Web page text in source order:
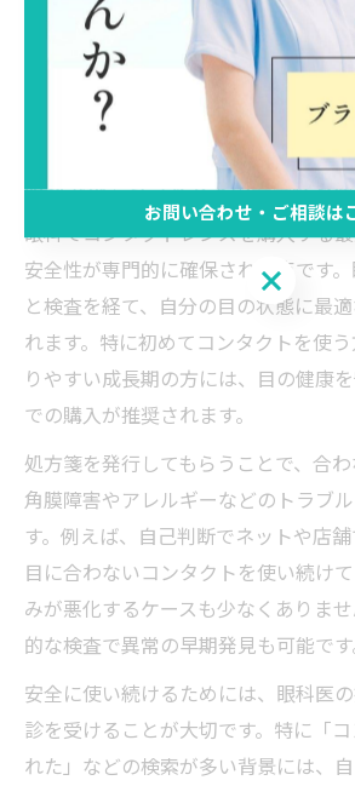
コンタクトは眼科で選ぶ
と比較
眼科で選ぶコンタクトの安全性を
眼科でコンタクトレンズを購入する
安全性が専門的に確保される点です
と検査を経て、自分の目の状態に最
れます。特に初めてコンタクトを使
りやすい成長期の方には、目の健康
での購入が推奨されます。
処方箋を発行してもらうことで、合
角膜障害やアレルギーなどのトラブ
す。例えば、自己判断でネットや店舗
目に合わないコンタクトを使い続け
みが悪化するケースも少なくありま
的な検査で異常の早期発見も可能です
安全に使い続けるためには、眼科医
診を受けることが大切です。特に「
れた」などの検索が多い背景には、
お問い合わせ・ご相談は
お問い合わせ・ご相談は